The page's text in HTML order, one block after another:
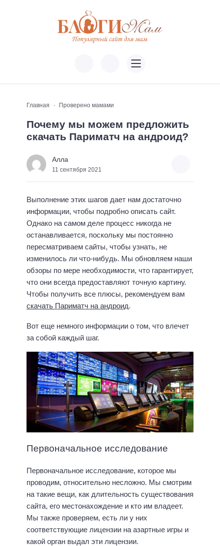
Главная Проверено мамами
Почему мы можем предложить
скачать Париматч на андроид?
Алла
11 сентября 2021
Выполнение этих шагов дает нам достаточно
информации, чтобы подробно описать сайт.
Однако на самом деле процесс никогда не
останавливается, поскольку мы постоянно
пересматриваем сайты, чтобы узнать, не
изменилось ли что-нибудь. Мы обновляем наши
обзоры по мере необходимости, что гарантирует,
что они всегда предоставляют точную картину.
Чтобы получить все плюсы, рекомендуем вам
скачать Париматч на андроид.
Вот еще немного информации о том, что влечет
за собой каждый шаг.
Первоначальное исследование
Первоначальное исследование, которое мы
проводим, относительно несложно. Мы смотрим
на такие вещи, как длительность существования
сайта, его местонахождение и кто им владеет.
Мы также проверяем, есть ли у них
соответствующие лицензии на азартные игры и
какой орган выдал эти лицензии.